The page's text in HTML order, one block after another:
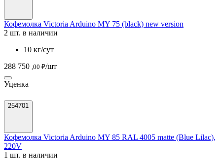
Кофемолка Victoria Arduino MY 75 (black) new version
2 шт. в наличии
10 кг/сут
288 750 ,00 ₽/шт
Уценка
254701
Кофемолка Victoria Arduino MY 85 RAL 4005 matte (Blue Lilac),
220V
1 шт. в наличии